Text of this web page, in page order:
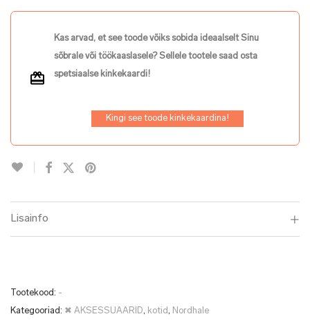
Kas arvad, et see toode võiks sobida ideaalselt Sinu
sõbrale või töökaaslasele? Sellele tootele saad osta
spetsiaalse kinkekaardi!
Kingi see toode kinkekaardina!
Lisainfo
Tootekood: -
Kategooriad: ✖ AKSESSUAARID, kotid, Nordhale